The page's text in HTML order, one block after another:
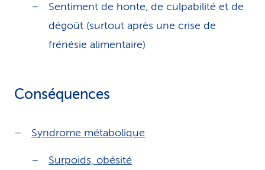
Sentiment de honte, de culpabilité et de
dégoût (surtout après une crise de
frénésie alimentaire)
Conséquences
Syndrome métabolique
Surpoids, obésité